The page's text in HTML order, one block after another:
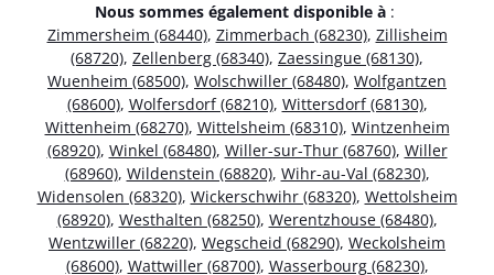
Nous sommes également disponible à :
Zimmersheim (68440), Zimmerbach (68230), Zillisheim
(68720), Zellenberg (68340), Zaessingue (68130),
Wuenheim (68500), Wolschwiller (68480), Wolfgantzen
(68600), Wolfersdorf (68210), Wittersdorf (68130),
Wittenheim (68270), Wittelsheim (68310), Wintzenheim
(68920), Winkel (68480), Willer-sur-Thur (68760), Willer
(68960), Wildenstein (68820), Wihr-au-Val (68230),
Widensolen (68320), Wickerschwihr (68320), Wettolsheim
(68920), Westhalten (68250), Werentzhouse (68480),
Wentzwiller (68220), Wegscheid (68290), Weckolsheim
(68600), Wattwiller (68700), Wasserbourg (68230),